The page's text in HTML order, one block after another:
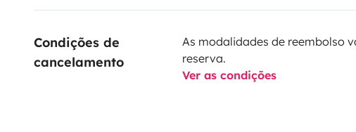
Condições de
cancelamento
As modalidades de reembolso
reserva.
Ver as condições